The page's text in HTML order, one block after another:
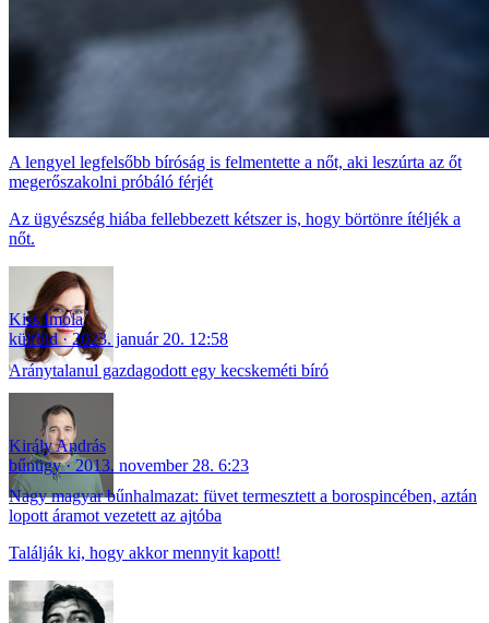
A lengyel legfelsőbb bíróság is felmentette a nőt, aki leszúrta az őt
megerőszakolni próbáló férjét
Az ügyészség hiába fellebbezett kétszer is, hogy börtönre ítéljék a
nőt.
Kiss Imola
külföld
2023. január 20. 12:58
Aránytalanul gazdagodott egy kecskeméti bíró
Király András
bűnügy
2013. november 28. 6:23
Nagy magyar bűnhalmazat: füvet termesztett a borospincében, aztán
lopott áramot vezetett az ajtóba
Találják ki, hogy akkor mennyit kapott!